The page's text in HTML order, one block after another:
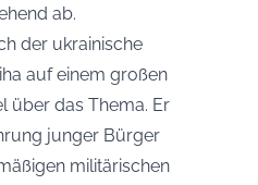
ab.
der ukrainische
auf einem großen
über das Thema. Er
junger Bürger
militärischen